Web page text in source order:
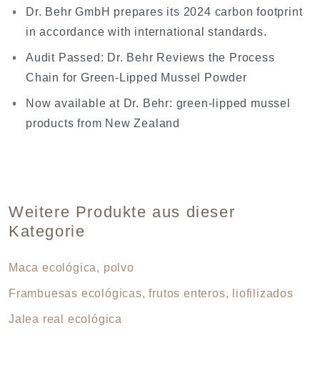
Dr. Behr GmbH prepares its 2024 carbon footprint
in accordance with international standards.
Audit Passed: Dr. Behr Reviews the Process
Chain for Green-Lipped Mussel Powder
Now available at Dr. Behr: green-lipped mussel
products from New Zealand
Weitere Produkte aus dieser
Kategorie
Maca ecológica, polvo
Frambuesas ecológicas, frutos enteros, liofilizados
Jalea real ecológica